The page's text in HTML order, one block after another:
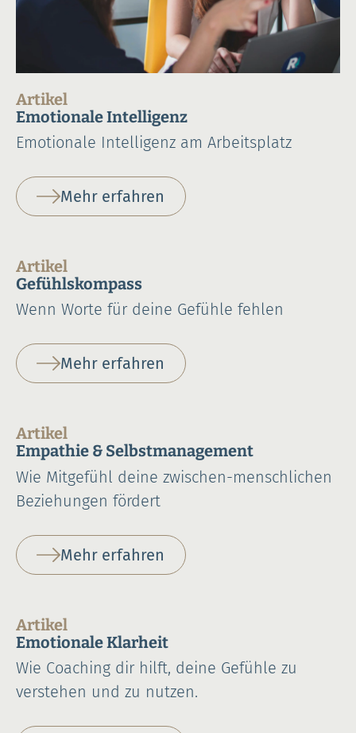
Artikel
Emotionale Intelligenz
Emotionale Intelligenz am Arbeitsplatz
Mehr erfahren
Artikel
Gefühlskompass
Wenn Worte für deine Gefühle fehlen
Mehr erfahren
Artikel
Empathie & Selbstmanagement
Wie Mitgefühl deine zwischen-menschlichen
Beziehungen fördert
Mehr erfahren
Artikel
Emotionale Klarheit
Wie Coaching dir hilft, deine Gefühle zu
verstehen und zu nutzen.